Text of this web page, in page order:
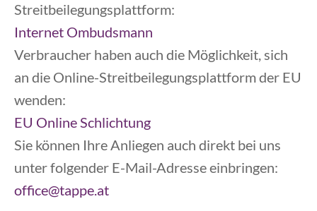
Streitbeilegungsplattform:
Internet Ombudsmann
Verbraucher haben auch die Möglichkeit, sich
an die Online-Streitbeilegungsplattform der EU
wenden:
EU Online Schlichtung
Sie können Ihre Anliegen auch direkt bei uns
unter folgender E-Mail-Adresse einbringen:
office@tappe.at